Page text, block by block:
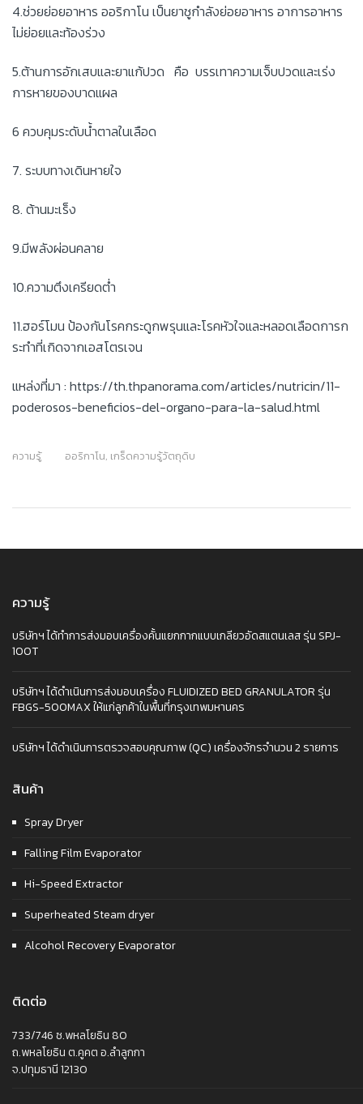
4.ช่วยย่อยอาหาร ออริกาโน เป็นยาชูกำลังย่อยอาหาร อาการอาหาร
ไม่ย่อยและท้องร่วง
5.ต้านการอักเสบและยาแก้ปวด คือ บรรเทาความเจ็บปวดและเร่ง
การหายของบาดแผล
6 ควบคุมระดับน้ำตาลในเลือด
7. ระบบทางเดินหายใจ
8. ต้านมะเร็ง
9.มีพลังผ่อนคลาย
10.ความตึงเครียดต่ำ
11.ฮอร์โมน ป้องกันโรคกระดูกพรุนและโรคหัวใจและหลอดเลือดการก
ระทำที่เกิดจากเอสโตรเจน
แหล่งที่มา : https://th.thpanorama.com/articles/nutricin/11-
poderosos-beneficios-del-organo-para-la-salud.html
ความรู้ ออริกาโน, เกร็ดความรู้วัตถุดิบ
ความรู้
บริษัทฯ ได้ทำการส่งมอบเครื่องคั้นแยกกากแบบเกลียวอัดสแตนเลส รุ่น SPJ-
100T
บริษัทฯ ได้ดำเนินการส่งมอบเครื่อง FLUIDIZED BED GRANULATOR รุ่น
FBGS-500MAX ให้แก่ลูกค้าในพื้นที่กรุงเทพมหานคร
บริษัทฯ ได้ดำเนินการตรวจสอบคุณภาพ (QC) เครื่องจักรจำนวน 2 รายการ
สินค้า
Spray Dryer
Falling Film Evaporator
Hi-Speed Extractor
Superheated Steam dryer
Alcohol Recovery Evaporator
ติดต่อ
733/746 ซ.พหลโยธิน 80
ถ.พหลโยธิน ต.คูคต อ.ลำลูกกา
จ.ปทุมธานี 12130